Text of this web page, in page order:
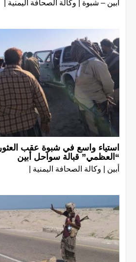
أبين – شبوة | وكالة الصحافة اليمنية |
استياء واسع في شبوة عقب
“العظمي” قبالة سواحل أبين
أبين | وكالة الصحافة اليمنية |